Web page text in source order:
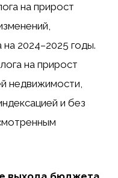
на прирост
2024–2025 годы.
на прирост
недвижимости,
и без